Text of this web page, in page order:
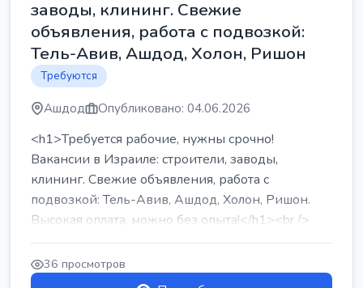
заводы, клининг. Свежие
объявления, работа с подвозкой:
Тель-Авив, Ашдод, Холон, Ришон
Требуются
Ашдод Опубликовано: 04.06.2026
<h1>Требуется рабочие, нужны срочно!
Вакансии в Израиле: строители, заводы,
клининг. Свежие объявления, работа с
подвозкой: Тель-Авив, Ашдод, Холон, Ришон.
Высокая оплата, можно без опыта!</h1><br />
...
36 просмотров